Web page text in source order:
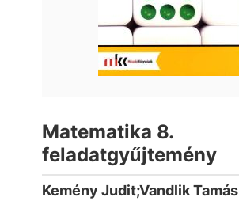
Matematika 8.
feladatgyűjtemény
Kemény Judit;Vandlik Tamás